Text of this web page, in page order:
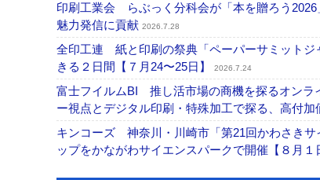
印刷工業会 らぶっく分科会が「本を贈ろう
魅力発信に貢献 2026.7.28
全印工連 紙と印刷の祭典「ペーパーサミット
きる２日間【７月24〜25日】
2026.7.24
富士フイルムBI 推し活市場の商機を探るオンラ
ー視点とデジタル印刷・特殊加工で探る、高付
キンコーズ 神奈川・川崎市「第21回かわさき
ップをかながわサイエンスパークで開催【８月１